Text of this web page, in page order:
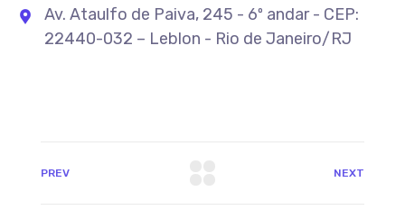
Av. Ataulfo de Paiva, 245 - 6º andar - CEP:
22440-032 – Leblon - Rio de Janeiro/RJ
PREV NEXT